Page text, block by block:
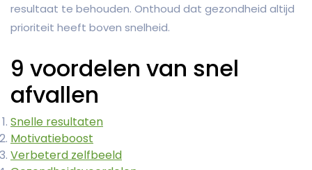
resultaat te behouden. Onthoud dat gezondheid altijd
prioriteit heeft boven snelheid.
9 voordelen van snel
afvallen
Snelle resultaten
Motivatieboost
Verbeterd zelfbeeld